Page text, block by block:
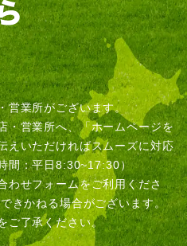
営業所がございます。
・営業所へ、「ホームページを
えいただければスムーズに対応
間：平日8:30~17:30）
わせフォームをご利用くださ
きかねる場合がございます。
ご了承ください。